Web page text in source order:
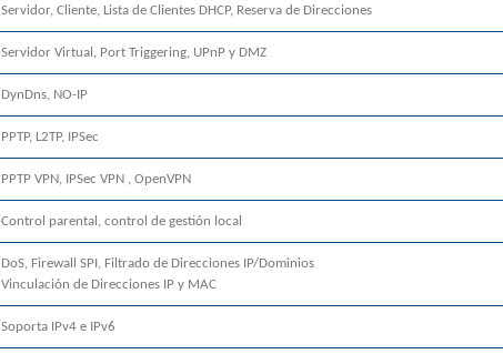
Servidor, Cliente, Lista de Clientes DHCP, Reserva de Direcciones
Servidor Virtual, Port Triggering, UPnP y DMZ
DynDns, NO-IP
PPTP, L2TP, IPSec
PPTP VPN, IPSec VPN , OpenVPN
Control parental, control de gestión local
DoS, Firewall SPI, Filtrado de Direcciones IP/Dominios
Vinculación de Direcciones IP y MAC
Soporta IPv4 e IPv6